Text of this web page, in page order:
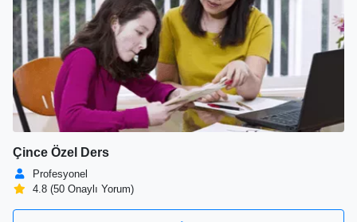
Çince Özel Ders
Profesyonel
4.8 (50 Onaylı Yorum)